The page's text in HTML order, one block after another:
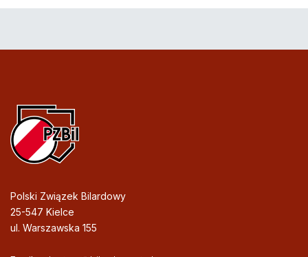
Polski Związek Bilardowy
25-547 Kielce
ul. Warszawska 155